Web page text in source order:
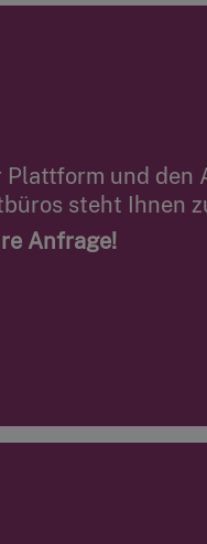
Plattform und
steht Ihnen
Anfrage!